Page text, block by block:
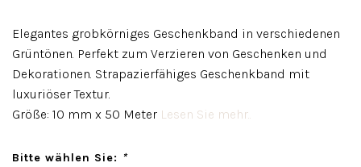
Elegantes grobkörniges Geschenkband in verschiedenen
Grüntönen. Perfekt zum Verzieren von Geschenken und
Dekorationen. Strapazierfähiges Geschenkband mit
luxuriöser Textur.
Größe: 10 mm x 50 Meter Lesen Sie mehr..
Bitte wählen Sie: *